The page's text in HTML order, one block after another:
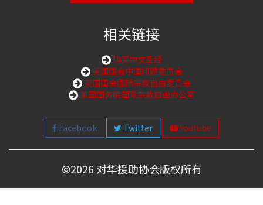
相关链接
购买中文圣经
美国国会中国问题委员会
美国国会国际宗教自由委员会
美国国务院国际宗教自由办公室
Facebook Twitter Youtube
©2026 对华援助协会版权所有